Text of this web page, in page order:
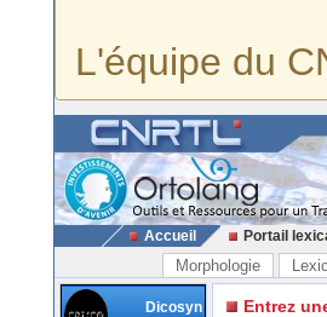
L'équipe du
Accueil Portail
Morphologie
Dicosyn
Entrez